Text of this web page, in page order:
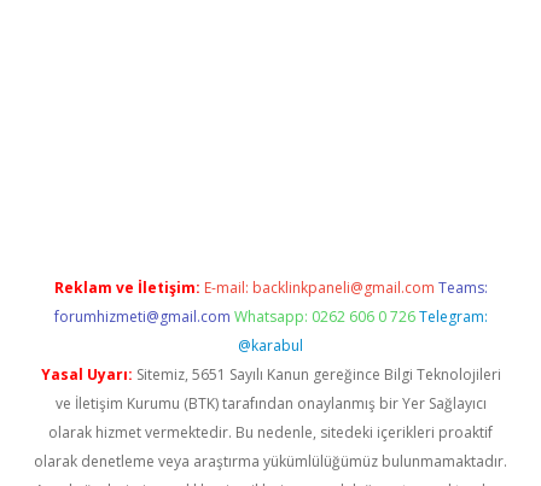
Reklam ve İletişim: E-mail: backlinkpaneli@gmail.com Teams:
forumhizmeti@gmail.com Whatsapp: 0262 606 0 726 Telegram:
@karabul
Yasal Uyarı: Sitemiz, 5651 Sayılı Kanun gereğince Bilgi Teknolojileri
ve İletişim Kurumu (BTK) tarafından onaylanmış bir Yer Sağlayıcı
olarak hizmet vermektedir. Bu nedenle, sitedeki içerikleri proaktif
olarak denetleme veya araştırma yükümlülüğümüz bulunmamaktadır.